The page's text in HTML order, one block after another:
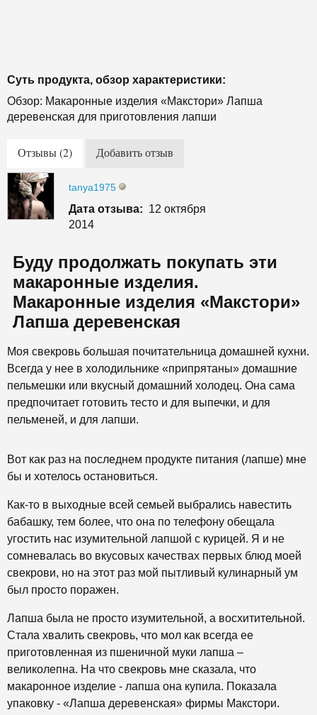
Суть продукта, обзор характеристики:
Обзор: Макаронные изделия «Макстори» Лапша
деревенская для приготовления лапши
Отзывы (2) Добавить отзыв
tanya1975
Дата отзыва: 12 октября
2014
Буду продолжать покупать эти
макаронные изделия.
Макаронные изделия «Макстори»
Лапша деревенская
Моя свекровь большая почитательница домашней кухни.
Всегда у нее в холодильнике «припрятаны» домашние
пельмешки или вкусный домашний холодец. Она сама
предпочитает готовить тесто и для выпечки, и для
пельменей, и для лапши.
Вот как раз на последнем продукте питания (лапше) мне
бы и хотелось остановиться.
Как-то в выходные всей семьей выбрались навестить
бабашку, тем более, что она по телефону обещала
угостить нас изумительной лапшой с курицей. Я и не
сомневалась во вкусовых качествах первых блюд моей
свекрови, но на этот раз мой пытливый кулинарный ум
был просто поражен.
Лапша была не просто изумительной, а восхитительной.
Стала хвалить свекровь, что мол как всегда ее
приготовленная из пшеничной муки лапша –
великолепна. На что свекровь мне сказала, что
макаронное изделие - лапша она купила. Показала
упаковку - «Лапша деревенская» фирмы Макстори.